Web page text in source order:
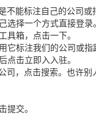
不能标注自己的公司
择一个方式直接登录。
具箱，点击一下。
它标注我们的公司或
点击立即入入驻。
，点击搜索。也许
提交。